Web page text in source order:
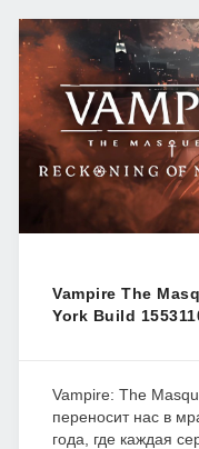
Vampire The
York Build
Vampire: The
переносит нас в
года, где каждая